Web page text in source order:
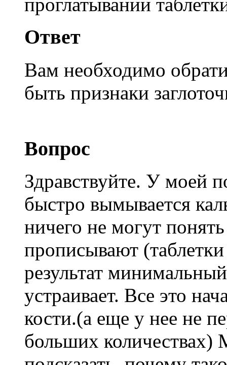
Ответ
Вам необходимо
быть признаки
Вопрос
Здравствуйте. У моей
быстро вымывается
ничего не могут
прописывают
результат
устраивает. Все это
кости.(а еще у нее не
больших количествах)